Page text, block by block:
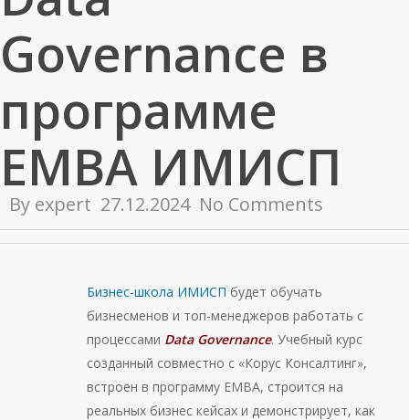
Governance в
программе
EMBA ИМИСП
By expert 27.12.2024 No Comments
Бизнес-школа ИМИСП будет обучать
бизнесменов и топ-менеджеров работать с
процессами Data Governance. Учебный курс
созданный совместно с «Корус Консалтинг»,
встроен в программу ЕМВА, строится на
реальных бизнес кейсах и демонстрирует, как